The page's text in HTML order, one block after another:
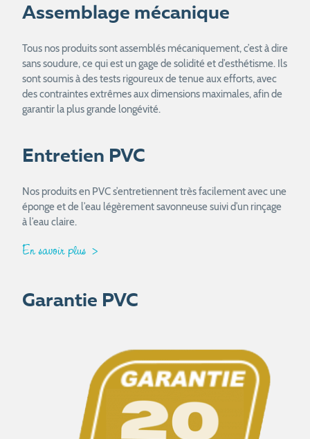
Assemblage mécanique
Tous nos produits sont assemblés mécaniquement, c’est à dire
sans soudure, ce qui est un gage de solidité et d’esthétisme. Ils
sont soumis à des tests rigoureux de tenue aux efforts, avec
des contraintes extrêmes aux dimensions maximales, afin de
garantir la plus grande longévité.
Entretien PVC
Nos produits en PVC s’entretiennent très facilement avec une
éponge et de l’eau légèrement savonneuse suivi d’un rinçage
à l’eau claire.
En savoir plus
Garantie PVC